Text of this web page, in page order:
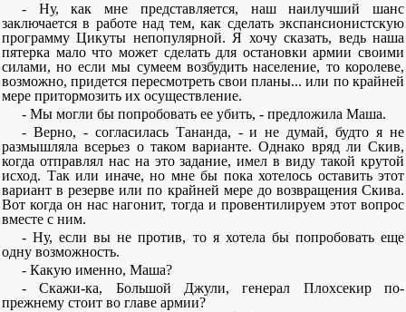
- Ну, как мне представляется, наш наилучший шанс
заключается в работе над тем, как сделать экспансионистскую
программу Цикуты непопулярной. Я хочу сказать, ведь наша
пятерка мало что может сделать для остановки армии своими
силами, но если мы сумеем возбудить население, то королеве,
возможно, придется пересмотреть свои планы... или по крайней
мере притормозить их осуществление.
- Мы могли бы попробовать ее убить, - предложила Маша.
- Верно, - согласилась Тананда, - и не думай, будто я не
размышляла всерьез о таком варианте. Однако вряд ли Скив,
когда отправлял нас на это задание, имел в виду такой крутой
исход. Так или иначе, но мне бы пока хотелось оставить этот
вариант в резерве или по крайней мере до возвращения Скива.
Вот когда он нас нагонит, тогда и провентилируем этот вопрос
вместе с ним.
- Ну, если вы не против, то я хотела бы попробовать еще
одну возможность.
- Какую именно, Маша?
- Скажи-ка, Большой Джули, генерал Плохсекир по-
прежнему стоит во главе армии?